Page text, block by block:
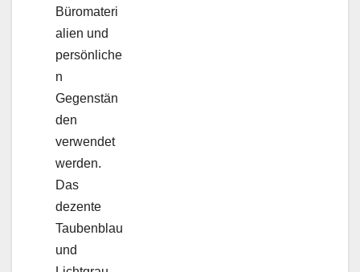
Büromateri
alien und
persönliche
n
Gegenstän
den
verwendet
werden.
Das
dezente
Taubenblau
und